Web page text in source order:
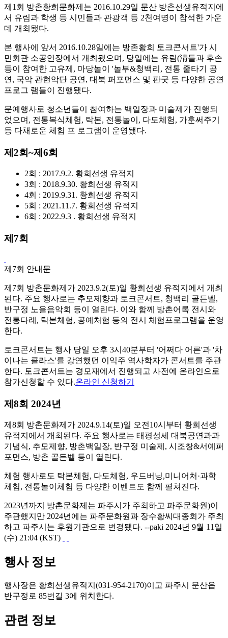
제1회 방촌황희문화제는 2016.10.29일 문산 방촌선생유적지에
서 유림과 학생 등 시민들과 관광객 등 2천여명이 참석한 가운
데 개최됐다.
본 행사에 앞서 2016.10.28일에는 방존황희 토크콘서트'가 시
민회관 소공연장에서 개최됐으며, 당일에는 유림(淸들과 후손
등이 참여한 고유제, 마당놀이 '놀부&청백리, 전통 줄타기 공
연, 국악 관현악단 공연, 대북 퍼포먼스 및 판굿 등 다양한 공연
프로그 램들이 진행됐다.
문예행사로 청소년들이 참여하는 백일장과 미술제가 진행되
었으며, 전통복식체험, 탁본, 전통놀이, 다도체험, 가훈써주기
등 다채로운 체험 프 로그램이 운영됐다.
제2회~제6회
2회 : 2017.9.2. 황희선생 유적지
3회 : 2018.9.30. 황희선생 유적지
4회 : 2019.9.31. 황희선생 유적지
5회 : 2021.11.7. 황희선생 유적지
6회 : 2022.9.3 . 황희선생 유적지
제7회
제7회 안내문
제7회 방촌문화제가 2023.9.2(토)일 황희선생 유적지에서 개최
된다. 주요 행사로는 추모제향과 토크콘서트, 청백리 골든벨,
반구정 노을음악회 등이 열린다. 이와 함께 방촌어록 전시와
전통다례, 탁본체험, 공예처험 등의 전시 체험프로그램을 운영
한다.
토크콘서트는 행사 당일 오후 3시40분부터 '어쩌다 어른'과 '차
이나는 클라스'를 강연했던 이익주 역사학자가 콘서트를 주관
한다. 토크콘서트는 경모재에서 진행되고 사전에 온라인으로
참가신청할 수 있다.온라인 신청하기
제8회 2024년
제8회 방촌문화제가 2024.9.14(토)일 오전10시부터 황희선생
유적지에서 개최된다. 주요 행사로는 태평성세 대북공연과과
기념식, 추모제향, 방촌백일장, 반구정 미술제, 시조창&서예퍼
포먼스, 방촌 골든벨 등이 열린다.
체험 행사로도 탁본체험, 다도체험, 우드버닝,미니어처·과학
체험, 전통놀이체험 등 다양한 이벤트도 함께 펼쳐진다.
2023년까지 방촌문화제는 파주시가 주최하고 파주문화원)이
주관했지만 2024년에는 파주문화원과 장수황씨대종회가 주최
하고 파주시는 후원기관으로 변경됐다. --paki 2024년 9월 11일
(수) 21:04 (KST)
행사 정보
행사장은 황희선생유적지(031-954-2170)이고 파주시 문산읍
반구정로 85번길 3에 위치한다.
관련 정보